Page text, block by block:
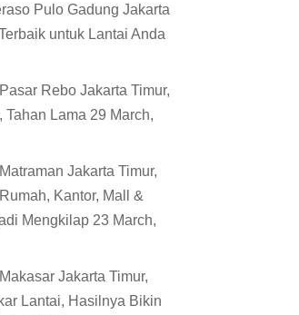
Pulo Gadung Jakarta
untuk Lantai Anda
Rebo Jakarta Timur,
Tahan Lama 29 March,
Jakarta Timur,
Kantor, Mall &
Mengkilap 23 March,
Jakarta Timur,
Lantai, Hasilnya Bikin